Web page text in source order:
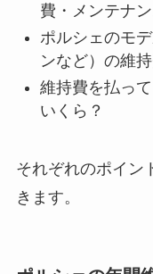
費・メンテナ
ポルシェのモ
ンなど）の維
維持費を払っ
いくら？
それぞれのポイン
きます。